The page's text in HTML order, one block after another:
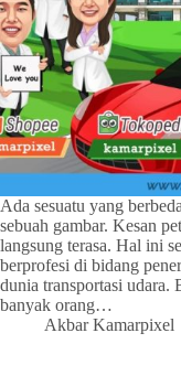
Ada sesuatu yang
sebuah gambar. Kesan
langsung terasa. Hal ini
berprofesi di bidang
dunia transportasi
banyak orang…
Akbar Kamarpixel